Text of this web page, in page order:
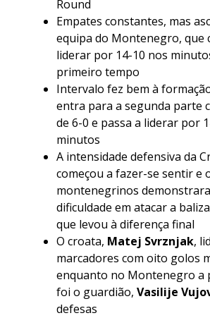
Round
Empates constantes, mas
equipa do Montenegro, que
liderar por 14-10 nos
primeiro tempo
Intervalo fez bem à
entra para a segunda parte
de 6-0 e passa a liderar por
minutos
A intensidade defensiva da
começou a fazer-se sentir e
montenegrinos
dificuldade em atacar a
que levou à diferença final
O croata, Matej Svrznjak,
marcadores com oito golos
enquanto no Montenegro a
foi o guardião, Vasilije
defesas